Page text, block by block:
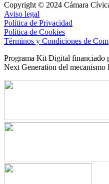
Copyright © 2024 Cámara
Aviso legal
Política de Privacidad
Política de Cookies
Términos y Condiciones de
Programa Kit Digital financiado
Next Generation del mecanismo